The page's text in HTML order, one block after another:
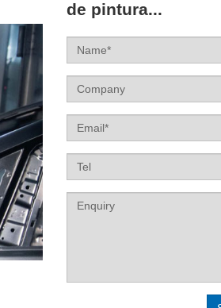
de pintura...
Name
Company
Email
Tel
Label